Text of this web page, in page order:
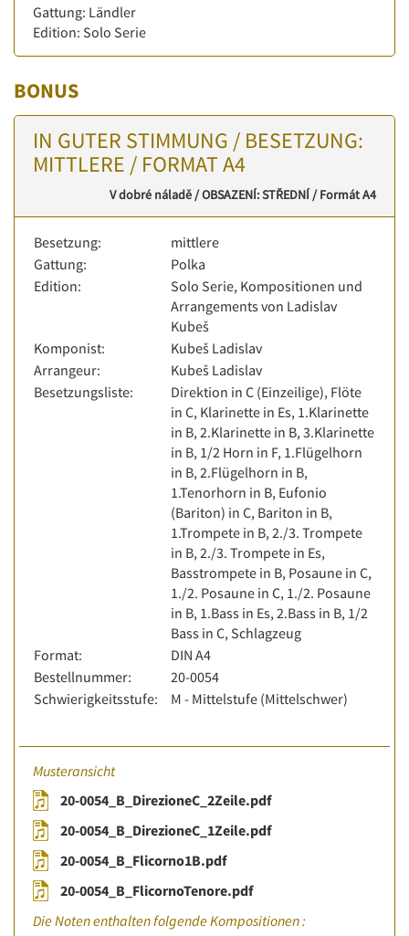
Gattung: Ländler
Edition: Solo Serie
BONUS
IN GUTER STIMMUNG / BESETZUNG:
MITTLERE / FORMAT A4
V dobré náladě / OBSAZENÍ: STŘEDNÍ / Formát A4
Besetzung:
mittlere
Gattung:
Polka
Edition:
Solo Serie, Kompositionen und
Arrangements von Ladislav
Kubeš
Komponist:
Kubeš Ladislav
Arrangeur:
Kubeš Ladislav
Besetzungsliste:
Direktion in C (Einzeilige), Flöte
in C, Klarinette in Es, 1.Klarinette
in B, 2.Klarinette in B, 3.Klarinette
in B, 1/2 Horn in F, 1.Flügelhorn
in B, 2.Flügelhorn in B,
1.Tenorhorn in B, Eufonio
(Bariton) in C, Bariton in B,
1.Trompete in B, 2./3. Trompete
in B, 2./3. Trompete in Es,
Basstrompete in B, Posaune in C,
1./2. Posaune in C, 1./2. Posaune
in B, 1.Bass in Es, 2.Bass in B, 1/2
Bass in C, Schlagzeug
Format:
DIN A4
Bestellnummer:
20-0054
Schwierigkeitsstufe:
M - Mittelstufe (Mittelschwer)
Musteransicht
20-0054_B_DirezioneC_2Zeile.pdf
20-0054_B_DirezioneC_1Zeile.pdf
20-0054_B_Flicorno1B.pdf
20-0054_B_FlicornoTenore.pdf
Die Noten enthalten folgende Kompositionen :